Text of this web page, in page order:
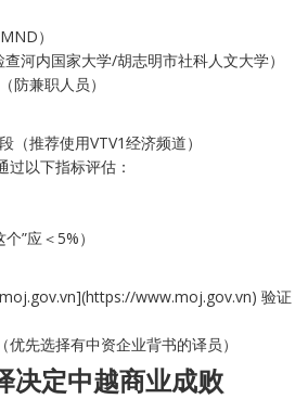
）
河内国家大学/胡志明市社科人文大学）
防兼职人员）
（推荐使用VTV1经济频道）
过以下指标评估：
”应＜5%）
www.moj.gov.vn) 验证
先选择有中资企业背书的译员）
决定中越商业成败